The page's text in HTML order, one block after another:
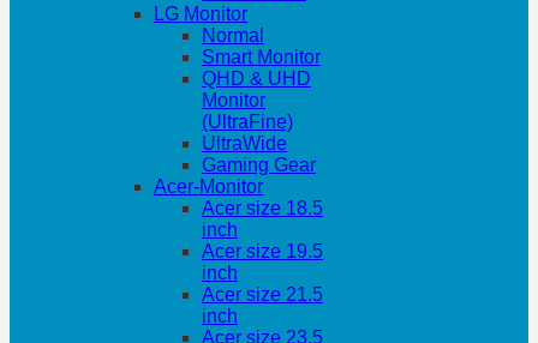
LG Monitor
Normal
Smart Monitor
QHD & UHD
Monitor
(UltraFine)
UltraWide
Gaming Gear
Acer-Monitor
Acer size 18.5
inch
Acer size 19.5
inch
Acer size 21.5
inch
Acer size 23.5